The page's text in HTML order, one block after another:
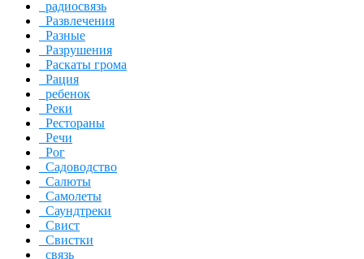
радиосвязь
Развлечения
Разные
Разрушения
Раскаты грома
Рация
ребенок
Реки
Рестораны
Речи
Рог
Садоводство
Салюты
Самолеты
Саундтреки
Свист
Свистки
связь